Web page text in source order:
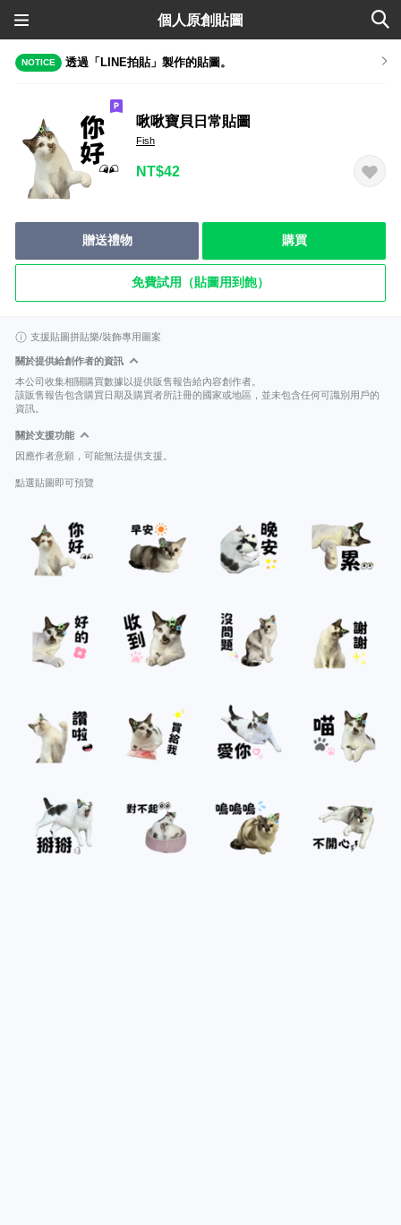
個人原創貼圖
NOTICE 透過「LINE拍貼」製作的貼圖。
啾啾寶貝日常貼圖
Fish
NT$42
贈送禮物 購買
免費試用（貼圖用到飽）
支援貼圖拼貼樂/裝飾專用圖案
關於提供給創作者的資訊
本公司收集相關購買數據以提供販售報告給內容創作者。
該販售報告包含購買日期及購買者所註冊的國家或地區，並未包含任何可識別用戶的
資訊。
關於支援功能
因應作者意願，可能無法提供支援。
點選貼圖即可預覽